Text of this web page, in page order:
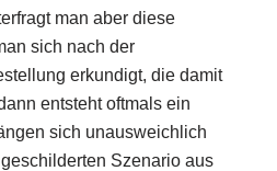
man aber diese
sich nach der
erkundigt, die damit
entsteht oftmals ein
sich unausweichlich
Szenario aus